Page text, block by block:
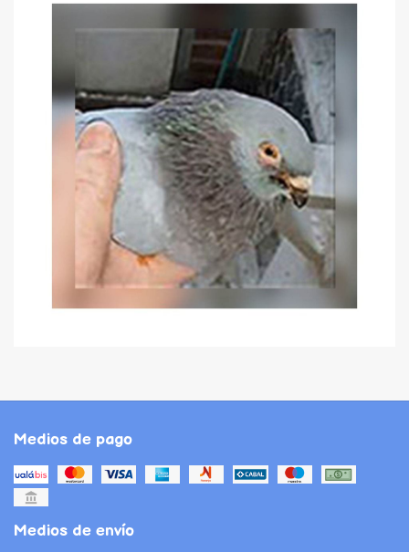
Medios de pago
Medios de envío